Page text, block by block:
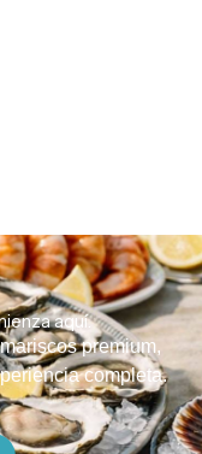
aquí.
premium,
completa.